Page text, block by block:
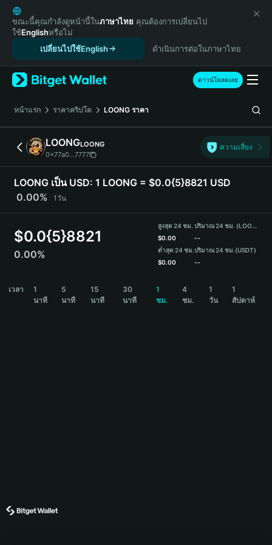
English
日本語
Tiếng Việt
Español (Latinoamérica)
Türkçe
Français
Deutsch
简体中文
繁體中文
Português (Portugal)
Bahasa Indonesia
ภาษาไทย
हिन्दी
Español
Português (Brasil)
ขณะนี้คุณกำลังดูหน้านี้ในภาษาไทย คุณต้องการเปลี่ยนไป
ใช้Englishหรือไม่
เปลี่ยนไปใช้English
ดำเนินการต่อในภาษาไทย
ดาวน์โหลดเลย
หน้าแรก ราคาคริปโต LOONG ราคา
LOONGLOONG
0x77a0...7777
ความเสี่ยง
LOONG เป็น USD: 1 LOONG = $0.0{5}8821 USD
0.00%
1วัน
$0.0{5}8821
0.00%
สูงสุด 24 ชม.
$0.00
ต่ำสุด 24 ชม.
$0.00
ปริมาณ 24 ชม. (LOONG)
--
ปริมาณ 24 ชม.(USDT)
--
เวลา
1
นาที
5
นาที
15
นาที
30
นาที
1
ชม.
4
ชม.
1
วัน
1
สัปดาห์